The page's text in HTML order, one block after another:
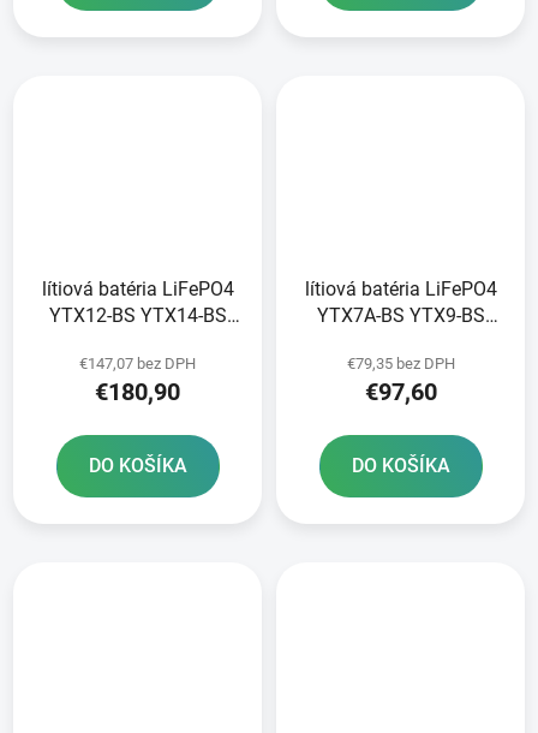
lítiová batéria LiFePO4
YTX12-BS YTX14-BS
FULBAT 12V 8Ah 480A
hmotnosť 1 20 kg
€147,07 bez DPH
€180,90
DO KOŠÍKA
lítiová batéria LiFePO4
YTX7A-BS YTX9-BS
3Ah 180A hmotnosť 0
65 kg 150x87x93
€79,35 bez DPH
€97,60
DO KOŠÍKA